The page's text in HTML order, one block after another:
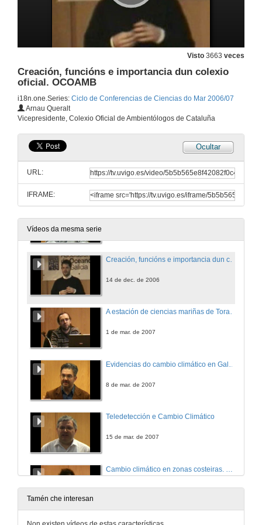
Visto 3663 veces
Creación, funcións e importancia dun colexio
oficial. OCOAMB
i18n.one.Series: Ciclo de Conferencias de Ciencias do Mar 2006/07
Arnau Queralt
Vicepresidente, Colexio Oficial de Ambientólogos de Cataluña
Ocultar
URL:
IFRAME:
Vídeos da mesma serie
O Posgrao no Espazo Europeo de Educación Superior
26 de out. de 2006
Biotecnoloxía aplicada ao medio mariño
9 de nov. de 2006
Simulación numérica en Oceanografía
16 de nov. de 2006
Títulos Náuticos profesionais e de recreo
14 de dec. de 2006
A estación de ciencias mariñas de Toralla
1 de mar. de 2007
8 de mar. de 2007
Teledetección e Cambio Climático
15 de mar. de 2007
22 de mar. de 2007
Tamén che interesan